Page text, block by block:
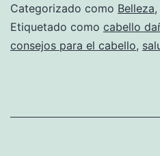
Categorizado como Belleza,
Etiquetado como cabello
consejos para el cabello,